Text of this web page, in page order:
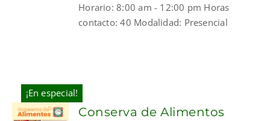
Horario: 8:00 am - 12:00 pm Horas
contacto: 40 Modalidad: Presencial
¡En especial!
Conserva de Alimentos